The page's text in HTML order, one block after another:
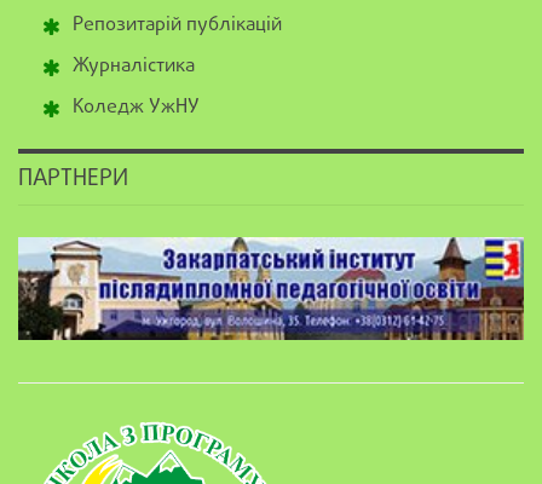
Репозитарій публікацій
Журналістика
Коледж УжНУ
ПАРТНЕРИ